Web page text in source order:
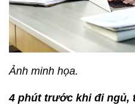
Ảnh minh họa.
4 phút trước khi đi ngủ,